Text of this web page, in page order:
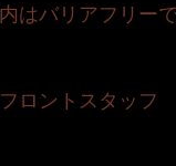
はバリアフリー
フロントスタッ